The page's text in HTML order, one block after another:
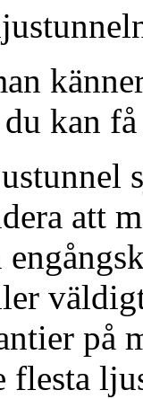
kan
att
på
flesta